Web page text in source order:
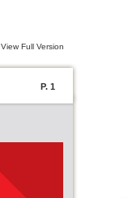
View Full Version
P. 1